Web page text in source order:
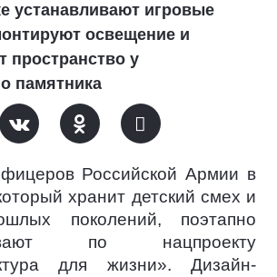
устанавливают игровые
освещение и
пространство у
памятника
Российской Армии в
хранит детский смех и
поколений, поэтапно
по нацпроекту
для жизни». Дизайн-